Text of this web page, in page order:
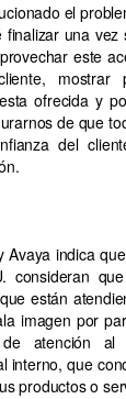
el
una vez
este
mostrar
ofrecida y
de que
del
Avaya indica
consideran
están
imagen por
de atención
interno, que
productos o